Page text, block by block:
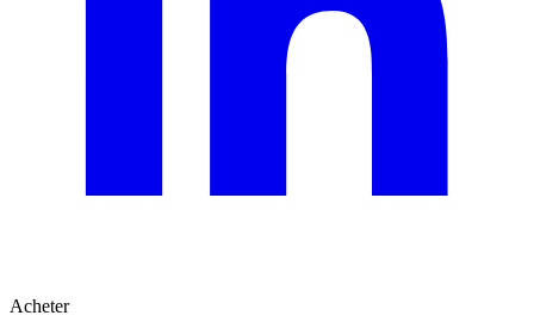
Acheter